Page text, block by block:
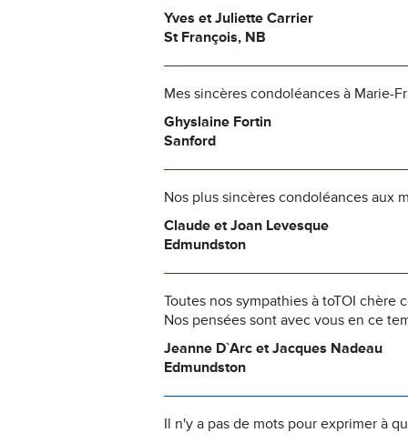
Yves et Juliette Carrier
St François, NB
Mes sincères condoléances à Marie-
Ghyslaine Fortin
Sanford
Nos plus sincères condoléances aux
Claude et Joan Levesque
Edmundston
Toutes nos sympathies à toTOI chère
Nos pensées sont avec vous en ce
Jeanne D`Arc et Jacques Nadeau
Edmundston
Il n'y a pas de mots pour exprimer à